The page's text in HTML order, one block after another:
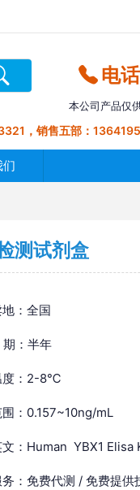
电
本公司产品仅
，销售五部：
们
测试剂盒
：全国
：半年
度：2-8℃
：0.157~10ng/mL
：Human YBX1 Elisa
：免费代测 / 免费提供